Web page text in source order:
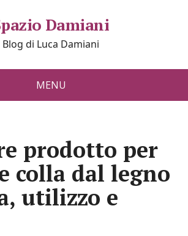
Damiani
Blog di Luca Damiani
MENU
prodotto per
colla dal legno
utilizzo e